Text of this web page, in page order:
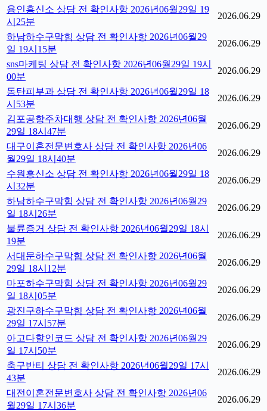
용인흥신소 상담 전 확인사항 2026년06월29일 19
시25분
2026.06.29
하남하수구막힘 상담 전 확인사항 2026년06월29
일 19시15분
2026.06.29
sns마케팅 상담 전 확인사항 2026년06월29일 19시
00분
2026.06.29
동탄피부과 상담 전 확인사항 2026년06월29일 18
시53분
2026.06.29
김포공항주차대행 상담 전 확인사항 2026년06월
29일 18시47분
2026.06.29
대구이혼전문변호사 상담 전 확인사항 2026년06
월29일 18시40분
2026.06.29
수원흥신소 상담 전 확인사항 2026년06월29일 18
시32분
2026.06.29
하남하수구막힘 상담 전 확인사항 2026년06월29
일 18시26분
2026.06.29
불륜증거 상담 전 확인사항 2026년06월29일 18시
19분
2026.06.29
서대문하수구막힘 상담 전 확인사항 2026년06월
29일 18시12분
2026.06.29
마포하수구막힘 상담 전 확인사항 2026년06월29
일 18시05분
2026.06.29
광진구하수구막힘 상담 전 확인사항 2026년06월
29일 17시57분
2026.06.29
아고다할인코드 상담 전 확인사항 2026년06월29
일 17시50분
2026.06.29
축구반티 상담 전 확인사항 2026년06월29일 17시
43분
2026.06.29
대전이혼전문변호사 상담 전 확인사항 2026년06
월29일 17시36분
2026.06.29